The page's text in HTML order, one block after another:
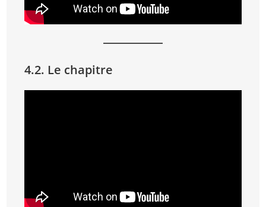
4.2. Le chapitre